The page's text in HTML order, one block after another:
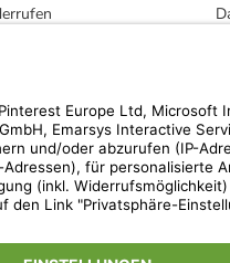
Preisempfehlung des